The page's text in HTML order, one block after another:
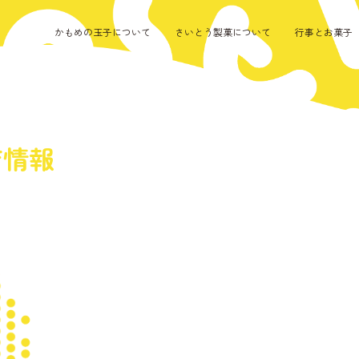
かもめの玉子について さいとう製菓について 行事とお菓子
報